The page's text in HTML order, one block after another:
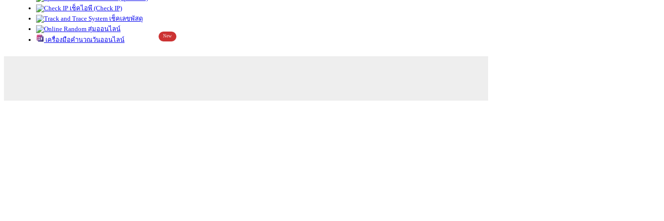
เช็คไอพี (Check IP)
เช็คเลขพัสดุ
สุ่มออนไลน์
เครื่องมือคำนวณวันออนไลน์
New